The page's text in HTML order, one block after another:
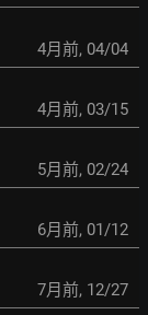
4月前, 04/04
4月前, 03/15
5月前, 02/24
6月前, 01/12
7月前, 12/27